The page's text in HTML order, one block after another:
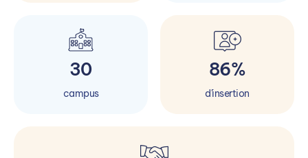
30
campus
86%
d'insertion